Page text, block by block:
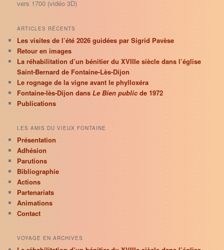
vers 1700 (vidéo 3D)
ARTICLES RÉCENTS
Les visites de l’été 2026 guidées par Sigrid Pavèse
Retour en images
La réhabilitation d’un bénitier du XVIIIe siècle dans l’église
Saint-Bernard de Fontaine-Lès-Dijon
Le rognage de la vigne avant le phylloxéra
Fontaine-lès-Dijon dansLe Bien publicde 1972
Publications
LES AMIS DU VIEUX FONTAINE
Présentation
Adhésion
Parutions
Bibliographie
Actions
Partenariats
Animations
Contact
VOYAGE EN ARCHIVES